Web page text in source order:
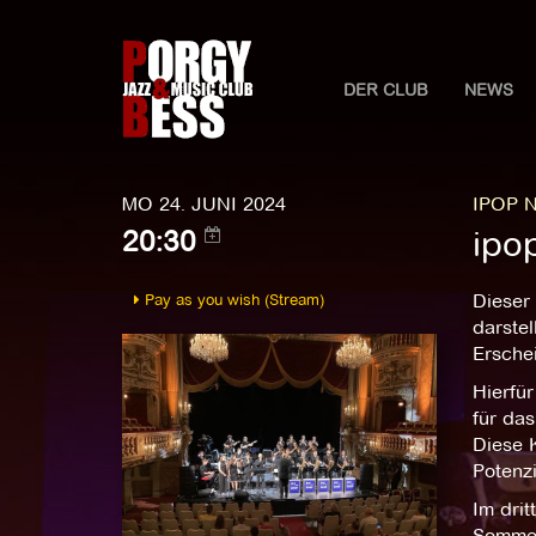
DER CLUB NEWS
MO 24. JUNI 2024
20:30
IPOP
Pay as you wish (Stream)
für
Diese
Im